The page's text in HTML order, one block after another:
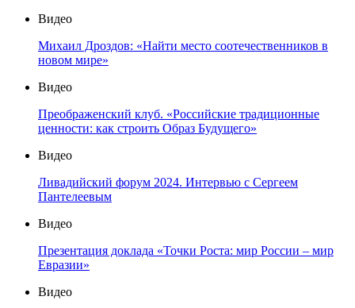
Видео
Михаил Дроздов: «Найти место соотечественников в
новом мире»
Видео
Преображенский клуб. «Российские традиционные
ценности: как строить Образ Будущего»
Видео
Ливадийский форум 2024. Интервью с Сергеем
Пантелеевым
Видео
Презентация доклада «Точки Роста: мир России – мир
Евразии»
Видео